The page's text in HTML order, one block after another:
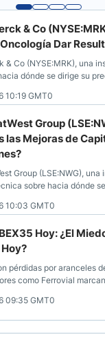
& Co
Dar
& Co (NYSE:MRK), una
dónde se dirige su
abra el mercado el 20 de
bajando un 1,93%
10:19 GMT0
Group
las Mejoras de
Group (LSE:NWG), una
sobre hacia dónde
antes de que abra el
a £646,00,
10:03 GMT0
Hoy: ¿El
pérdidas por aranceles
como Ferrovial
09:35 GMT0